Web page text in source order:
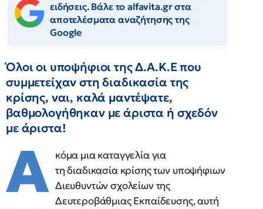
ειδήσεις. Βάλε το alfavita.gr στα
αποτελέσματα αναζήτησης της
Google
Όλοι οι υποψήφιοι της Δ.Α.Κ.Ε που
συμμετείχαν στη διαδικασία της
κρίσης, ναι, καλά μαντέψατε,
βαθμολογήθηκαν με άριστα ή σχεδόν
με άριστα!
Α κόμα μια καταγγελία για
τη διαδικασία κρίσης των υποψήφιων
Διευθυντών σχολείων της
Δευτεροβάθμιας Εκπαίδευσης, αυτή